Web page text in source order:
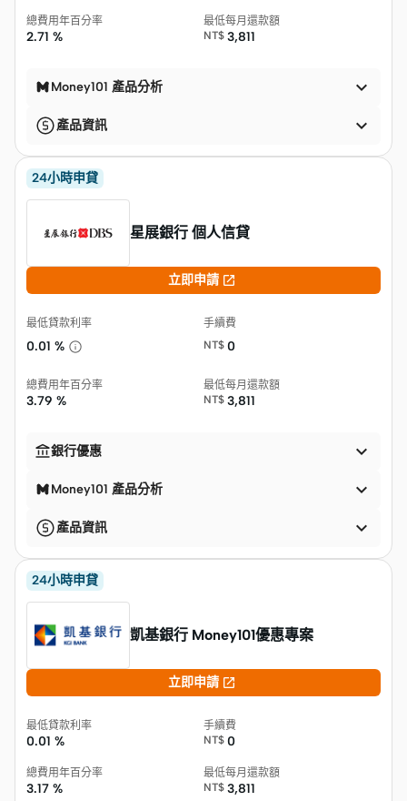
總費用年百分率
2.71 %
最低每月還款額
NT$ 3,811
Money101 產品分析 
產品資訊 
24小時申貸
星展銀行 個人信貸
立即申請 
最低貸款利率
0.01 %
手續費
NT$ 0
總費用年百分率
3.79 %
最低每月還款額
NT$ 3,811
銀行優惠 
Money101 產品分析 
產品資訊 
24小時申貸
凱基銀行 Money101優惠專案
立即申請 
最低貸款利率
0.01 %
手續費
NT$ 0
總費用年百分率
3.17 %
最低每月還款額
NT$ 3,811